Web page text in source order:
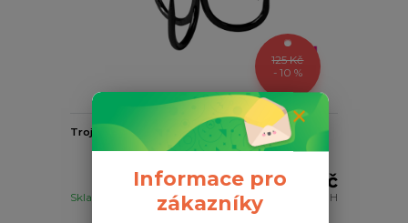
125 Kč
- 10 %
Trojháček BOMB! MultiHook TRIPLE / 6ks - #1
113 Kč
93 Kč bez DPH
Skladem
Informace pro
zákazníky